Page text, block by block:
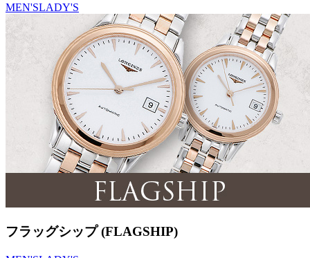
MEN'SLADY'S
フラッグシップ (FLAGSHIP)